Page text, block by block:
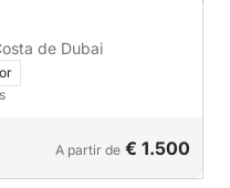
de Dubai
A partir de € 1.500